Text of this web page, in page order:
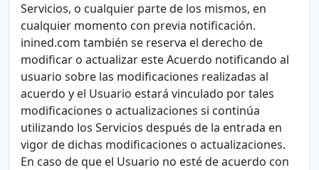
Servicios, o cualquier parte de los mismos, en
cualquier momento con previa notificación.
inined.com también se reserva el derecho de
modificar o actualizar este Acuerdo notificando al
usuario sobre las modificaciones realizadas al
acuerdo y el Usuario estará vinculado por tales
modificaciones o actualizaciones si continúa
utilizando los Servicios después de la entrada en
vigor de dichas modificaciones o actualizaciones.
En caso de que el Usuario no esté de acuerdo con